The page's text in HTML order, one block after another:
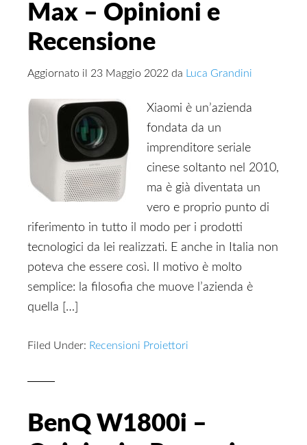
Max – Opinioni e
Recensione
Aggiornato il 23 Maggio 2022 da Luca Grandini
Xiaomi è un’azienda
fondata da un
imprenditore seriale
cinese soltanto nel 2010,
ma è già diventata un
vero e proprio punto di
riferimento in tutto il modo per i prodotti
tecnologici da lei realizzati. E anche in Italia non
poteva che essere così. Il motivo è molto
semplice: la filosofia che muove l’azienda è
quella […]
Filed Under: Recensioni Proiettori
BenQ W1800i –